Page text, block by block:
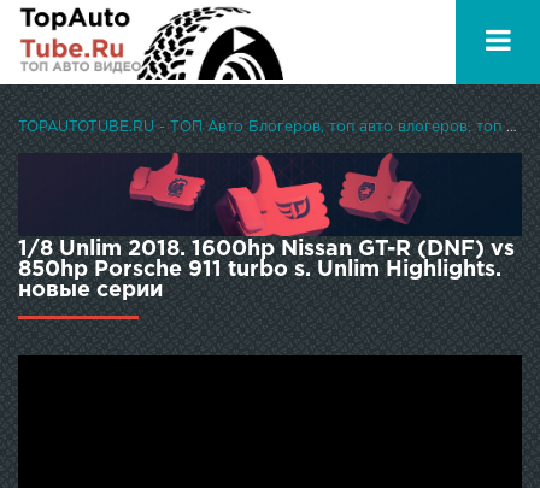
TOPAUTOTUBE.RU - ТОП Авто Блогеров, топ авто влогеров, топ авто ютуберов
1/8 Unlim 2018. 1600hp Nissan GT-R (DNF) vs
850hp Porsche 911 turbo s. Unlim Highlights.
новые серии